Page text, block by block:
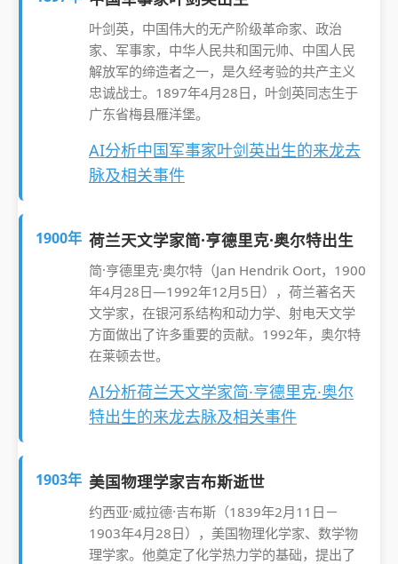
叶剑英，中国伟大的无产阶级革命家、政治
家、军事家，中华人民共和国元帅、中国人民
解放军的缔造者之一，是久经考验的共产主义
忠诚战士。1897年4月28日，叶剑英同志生于
广东省梅县雁洋堡。
AI分析中国军事家叶剑英出生的来龙去
脉及相关事件
1900年 荷兰天文学家简·亨德里克·奥尔特出生
简·亨德里克·奥尔特（Jan Hendrik Oort，1900
年4月28日—1992年12月5日），荷兰著名天
文学家，在银河系结构和动力学、射电天文学
方面做出了许多重要的贡献。1992年，奥尔特
在莱顿去世。
AI分析荷兰天文学家简·亨德里克·奥尔
特出生的来龙去脉及相关事件
1903年 美国物理学家吉布斯逝世
约西亚·威拉德·吉布斯（1839年2月11日－
1903年4月28日），美国物理化学家、数学物
理学家。他奠定了化学热力学的基础，提出了